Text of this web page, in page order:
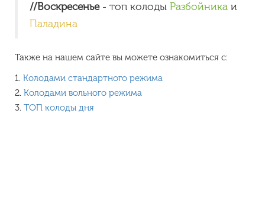
//Воскресенье - топ колоды Разбойника и
Паладина
Также на нашем сайте вы можете ознакомиться с:
1. Колодами стандартного режима
2. Колодами вольного режима
3. ТОП колоды дня